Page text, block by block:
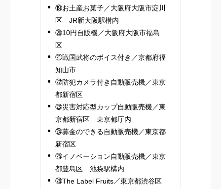
⑲お土産お菓子／大阪府大阪市淀川
区 JR新大阪駅構内
⑳10円自販機／大阪府大阪市福島
区
㉑戦国武将のボイス付き／京都府福
知山市
㉒防犯カメラ付き自動販売機／東京
都新宿区
㉓災害対応型カップ自動販売機／東
京都新宿区 東京都庁内
㉔募金のできる自動販売機／東京都
新宿区
㉕イノベーション自動販売機／東京
都豊島区 池袋駅構内
㉖The Label Fruits／東京都渋谷区